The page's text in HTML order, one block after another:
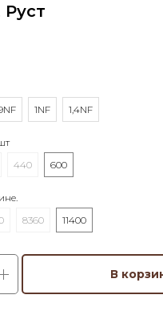
Руст
1NF 1,4NF
440 600
8360 11400
В